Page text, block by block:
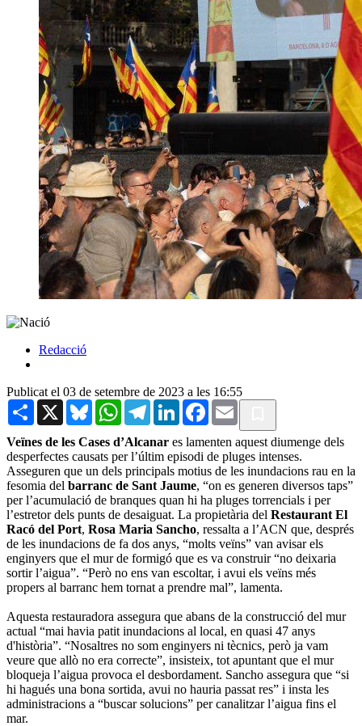
Redacció
Publicat el 03 de setembre de 2023 a les 16:55
Share X BlueskyWhatsAppTelegramLinkedInFacebook
Email
Veïnes de les Cases d’Alcanar es lamenten aquest diumenge dels
desperfectes causats per l’últim episodi de pluges intenses.
Asseguren que un dels principals motius de les inundacions rau en la
fesomia del barranc de Sant Jaume, “on es generen diversos taps”
per l’acumulació de branques quan hi ha pluges torrencials i per
l’estretor dels punts de desaiguat. La propietària del Restaurant El
Racó del Port, Rosa Maria Sancho, ressalta a l’ACN que, després
de les inundacions de fa dos anys, “molts veïns” van avisar els
enginyers que el mur de formigó que es va construir “no deixaria
sortir l’aigua”. “Però no ens van escoltar, i avui els veïns més
propers al barranc hem tornat a prendre mal”, lamenta.
Aquesta restauradora assegura que abans de la construcció del mur
actual “mai havia patit inundacions al local, en quasi 47 anys
d'història”. “Nosaltres no som enginyers ni tècnics, però ja vam
veure que allò no era correcte”, insisteix, tot apuntant que el mur
bloqueja l’aigua provoca el desbordament. Sancho assegura que “si
hi hagués una bona sortida, avui no hauria passat res” i insta les
administracions a “buscar solucions” per canalitzar l’aigua fins el
mar.